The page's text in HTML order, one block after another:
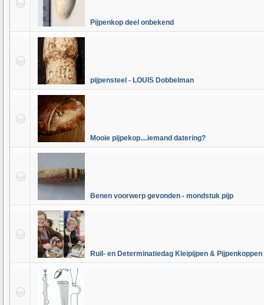
Pijpenkop deel onbekend
pijpensteel - LOUIS Dobbelman
Mooie pijpekop....iemand datering?
Benen voorwerp gevonden - mondstuk pijp
Ruil- en Determinatiedag Kleipijpen &